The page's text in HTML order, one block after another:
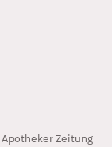
Zeitung